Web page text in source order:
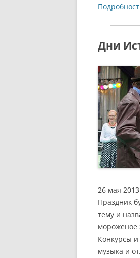
Дни
26 мая
Праздник
тему и
мороженое
Конкурсы
музыка и